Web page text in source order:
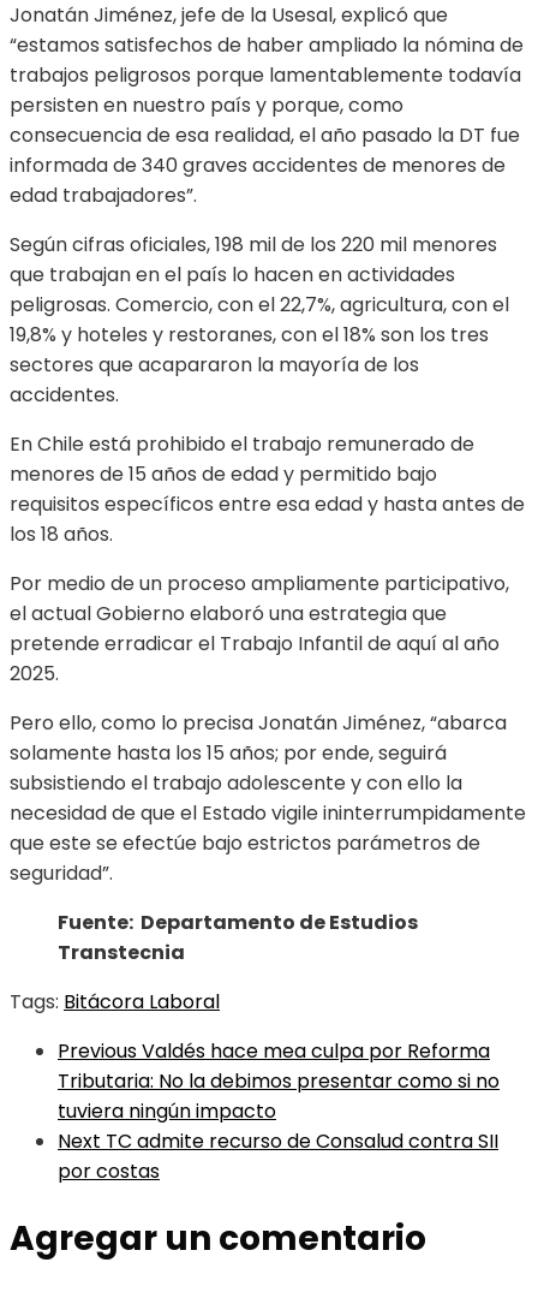
Jonatán Jiménez, jefe de la Usesal, explicó que
“estamos satisfechos de haber ampliado la nómina de
trabajos peligrosos porque lamentablemente todavía
persisten en nuestro país y porque, como
consecuencia de esa realidad, el año pasado la DT fue
informada de 340 graves accidentes de menores de
edad trabajadores”.
Según cifras oficiales, 198 mil de los 220 mil menores
que trabajan en el país lo hacen en actividades
peligrosas. Comercio, con el 22,7%, agricultura, con el
19,8% y hoteles y restoranes, con el 18% son los tres
sectores que acapararon la mayoría de los
accidentes.
En Chile está prohibido el trabajo remunerado de
menores de 15 años de edad y permitido bajo
requisitos específicos entre esa edad y hasta antes de
los 18 años.
Por medio de un proceso ampliamente participativo,
el actual Gobierno elaboró una estrategia que
pretende erradicar el Trabajo Infantil de aquí al año
2025.
Pero ello, como lo precisa Jonatán Jiménez, “abarca
solamente hasta los 15 años; por ende, seguirá
subsistiendo el trabajo adolescente y con ello la
necesidad de que el Estado vigile ininterrumpidamente
que este se efectúe bajo estrictos parámetros de
seguridad”.
Fuente: Departamento de Estudios
Transtecnia
Tags: Bitácora Laboral
PreviousValdés hace mea culpa por Reforma
Tributaria: No la debimos presentar como si no
tuviera ningún impacto
Next TC admite recurso de Consalud contra SII
por costas
Agregar un comentario